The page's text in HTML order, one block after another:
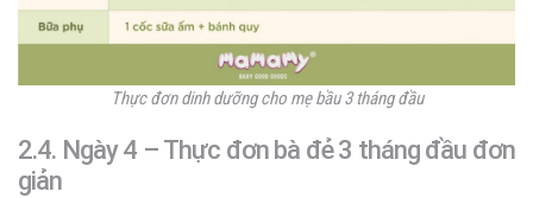
Thực đơn dinh dưỡng cho mẹ bầu 3 tháng đầu
2.4. Ngày 4 – Thực đơn bà đẻ 3 tháng đầu đơn
giản